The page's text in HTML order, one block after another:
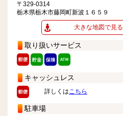
〒329-0314
栃木県栃木市藤岡町新波１６５９
大きな地図で見る
取り扱いサービス
キャッシュレス
詳しくはこちら
駐車場